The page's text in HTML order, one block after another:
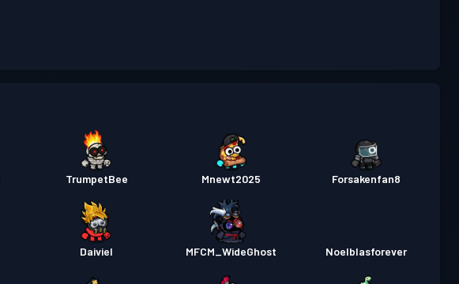
TrumpetBee Mnewt2025 Forsakenfan8
Daiviel MFCM_WideGhost Noelblasforever